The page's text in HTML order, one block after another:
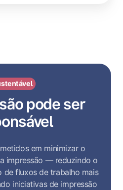
pode ser
em minimizar o
impressão — reduzindo o
de fluxos de trabalho mais
iniciativas de impressão